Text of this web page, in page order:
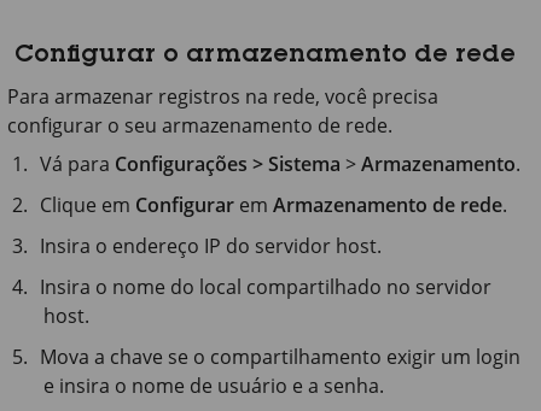
Configurar o armazenamento de rede
Para armazenar registros na rede, você precisa
configurar o seu armazenamento de rede.
Vá para Configurações > Sistema >Armazenamento.
Clique em Configurar emArmazenamento de rede.
Insira o endereço IP do servidor host.
Insira o nome do local compartilhado no servidor
host.
Mova a chave se o compartilhamento exigir um login
e insira o nome de usuário e a senha.